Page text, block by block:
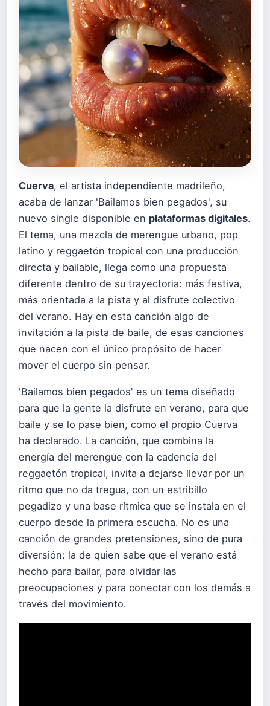
Cuerva, el artista independiente madrileño,
acaba de lanzar 'Bailamos bien pegados', su
nuevo single disponible en plataformas digitales.
El tema, una mezcla de merengue urbano, pop
latino y reggaetón tropical con una producción
directa y bailable, llega como una propuesta
diferente dentro de su trayectoria: más festiva,
más orientada a la pista y al disfrute colectivo
del verano. Hay en esta canción algo de
invitación a la pista de baile, de esas canciones
que nacen con el único propósito de hacer
mover el cuerpo sin pensar.
'Bailamos bien pegados' es un tema diseñado
para que la gente la disfrute en verano, para que
baile y se lo pase bien, como el propio Cuerva
ha declarado. La canción, que combina la
energía del merengue con la cadencia del
reggaetón tropical, invita a dejarse llevar por un
ritmo que no da tregua, con un estribillo
pegadizo y una base rítmica que se instala en el
cuerpo desde la primera escucha. No es una
canción de grandes pretensiones, sino de pura
diversión: la de quien sabe que el verano está
hecho para bailar, para olvidar las
preocupaciones y para conectar con los demás a
través del movimiento.